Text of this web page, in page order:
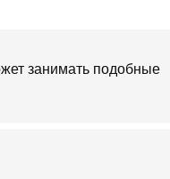
занимать подобные